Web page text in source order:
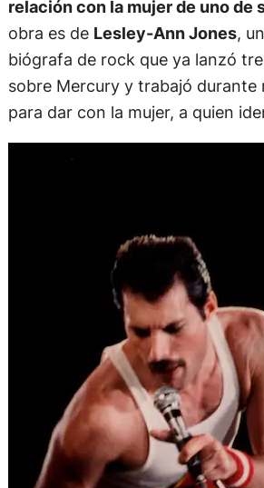
relación con la mujer de uno de
obra es de Lesley-Ann Jones,
biógrafa de rock que ya lanzó
sobre Mercury y trabajó durante
para dar con la mujer, a quien